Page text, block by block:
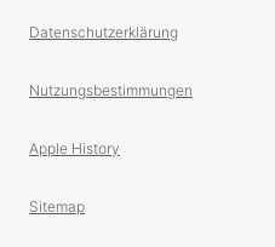
Datenschutzerklärung
Nutzungsbestimmungen
Apple History
Sitemap